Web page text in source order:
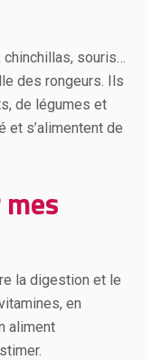
chinchillas, souris…
des rongeurs. Ils
de légumes et
et s’alimentent de
la digestion et le
en
aliment